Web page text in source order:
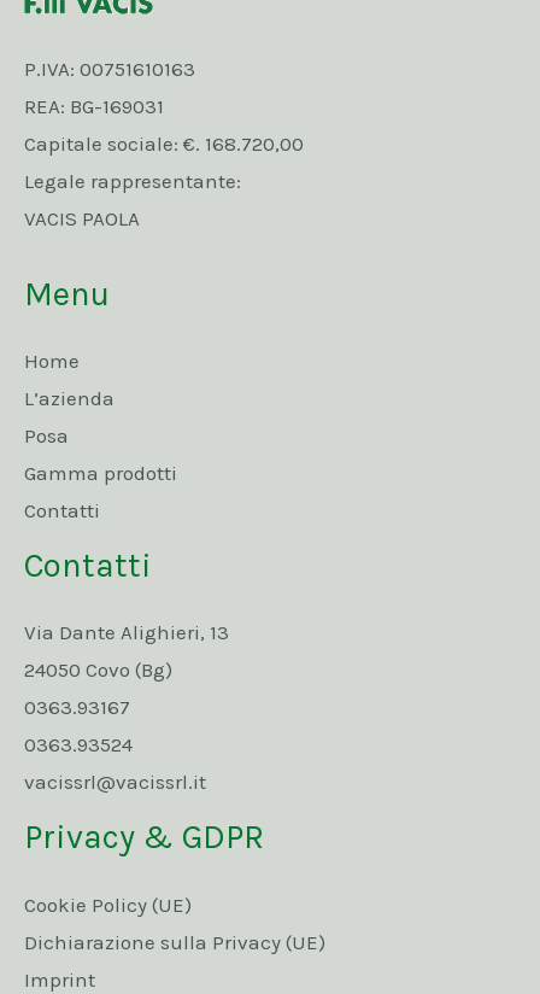
P.IVA: 00751610163
REA: BG-169031
Capitale sociale: €. 168.720,00
Legale rappresentante:
VACIS PAOLA
Menu
Home
L’azienda
Posa
Gamma prodotti
Contatti
Contatti
Via Dante Alighieri, 13
24050 Covo (Bg)
0363.93167
0363.93524
vacissrl@vacissrl.it
Privacy & GDPR
Cookie Policy (UE)
Dichiarazione sulla Privacy (UE)
Imprint